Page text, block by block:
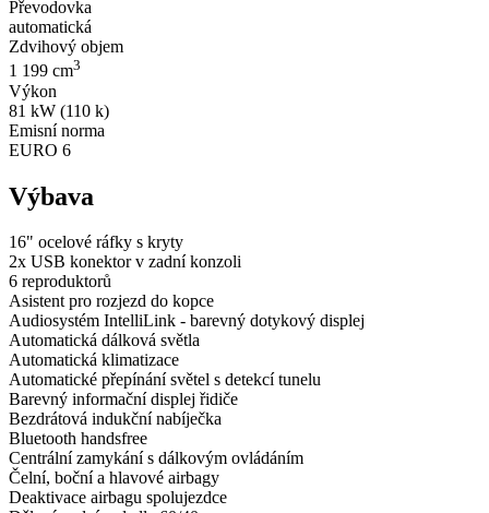
Převodovka
automatická
Zdvihový objem
1 199 cm3
Výkon
81 kW (110 k)
Emisní norma
EURO 6
Výbava
16" ocelové ráfky s kryty
2x USB konektor v zadní konzoli
6 reproduktorů
Asistent pro rozjezd do kopce
Audiosystém IntelliLink - barevný dotykový displej
Automatická dálková světla
Automatická klimatizace
Automatické přepínání světel s detekcí tunelu
Barevný informační displej řidiče
Bezdrátová indukční nabíječka
Bluetooth handsfree
Centrální zamykání s dálkovým ovládáním
Čelní, boční a hlavové airbagy
Deaktivace airbagu spolujezdce